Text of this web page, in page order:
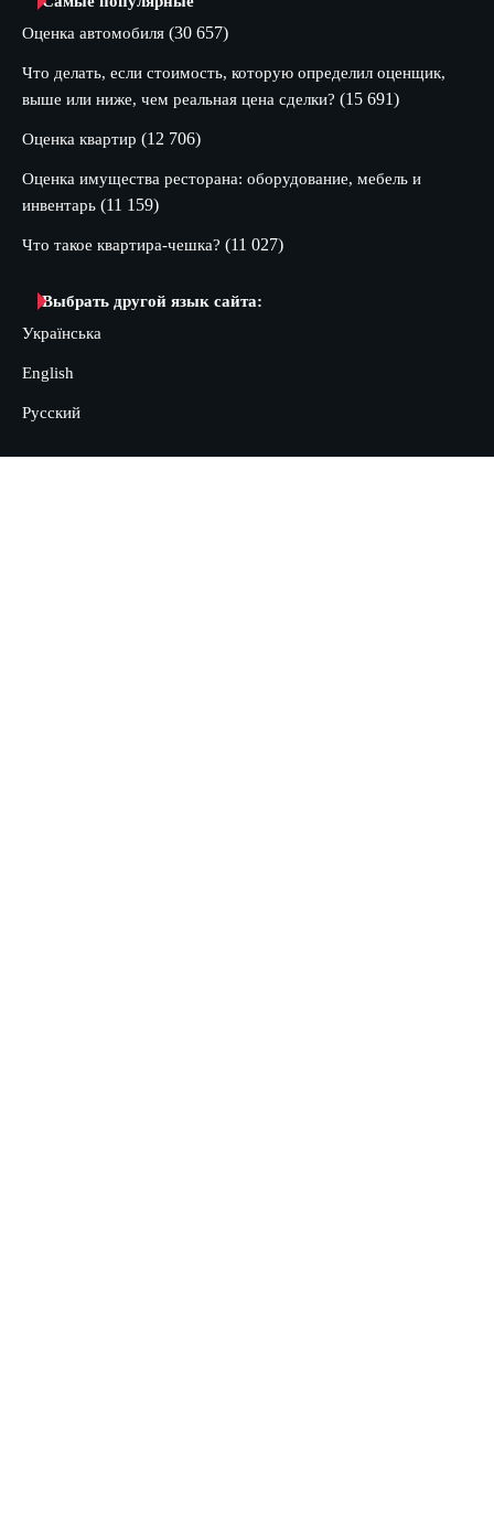
Оценка автомобиля (30 657)
Что делать, если стоимость, которую определил оценщик,
выше или ниже, чем реальная цена сделки? (15 691)
Оценка квартир (12 706)
Оценка имущества ресторана: оборудование, мебель и
инвентарь (11 159)
Что такое квартира-чешка? (11 027)
Выбрать другой язык сайта:
Українська
English
Русский